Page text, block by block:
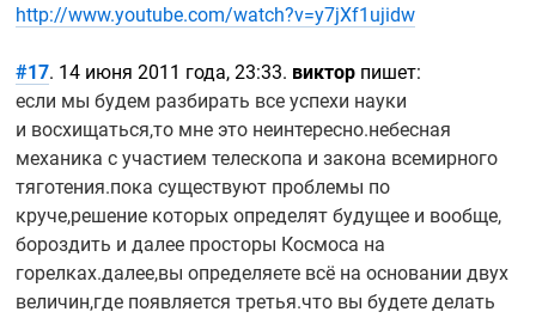
http://www.youtube.com/watch?v=y7jXf1ujidw
#17. 14 июня 2011 года, 23:33. виктор пишет:
если мы будем разбирать все успехи науки
и восхищаться,то мне это неинтересно.небесная
механика с участием телескопа и закона всемирного
тяготения.пока существуют проблемы по
круче,решение которых определят будущее и вообще,
бороздить и далее просторы Космоса на
горелках.далее,вы определяете всё на основании двух
величин,где появляется третья.что вы будете делать